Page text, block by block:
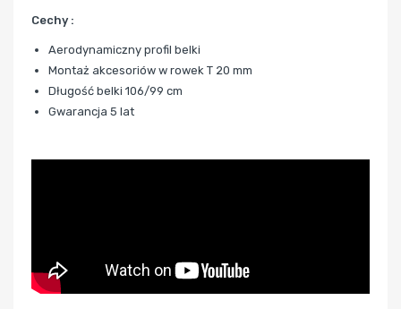
Cechy :
Aerodynamiczny profil belki
Montaż akcesoriów w rowek T 20 mm
Długość belki 106/99 cm
Gwarancja 5 lat